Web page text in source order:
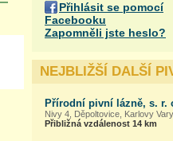
Přihlásit se pomocí
Facebooku
Zapomněli jste heslo?
NEJBLIŽŠÍ DALŠÍ
Přírodní pivní lázně, s. r.
Nivy 4, Děpoltovice, Karlovy Vary
Přibližná vzdálenost 14 km